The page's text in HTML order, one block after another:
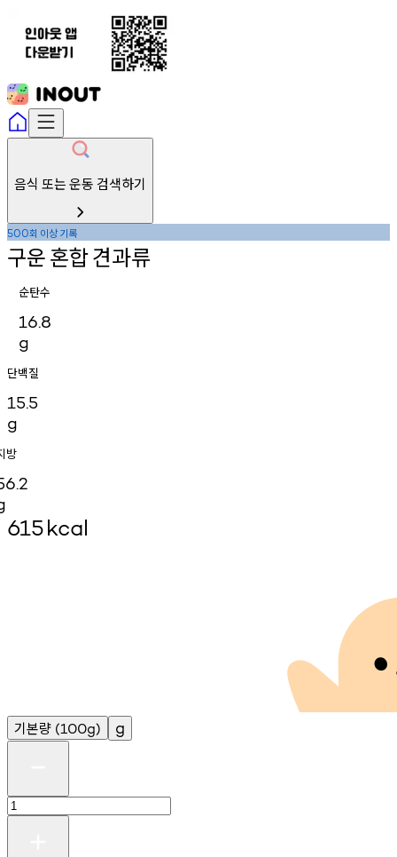
음식 또는 운동 검색하기
500회 이상기록
구운혼합견과류
순탄수
16.8
g
단백질
15.5
g
방
615kcal
기본량 (100g) g